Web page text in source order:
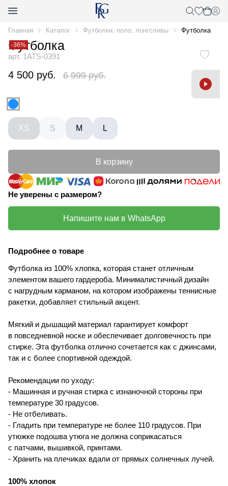
Главная Каталог Футболки, поло, лонгсливы Футболка
-36%
Футболка
арт. 1ATS-0391
4 500 руб. 6 999 руб.
XS S M L
В корзину
Не уверены с размером?
Напишите нам в WhatsApp
Подробнее о товаре
Футболка из 100% хлопка, которая станет отличным
элементом вашего гардероба. Минималистичный дизайн
с нагрудным карманом, на котором изображены теннисные
ракетки, добавляет стильный акцент.
Мягкий и дышащий материал гарантирует комфорт
в повседневной носке и обеспечивает долговечность при
стирке. Эта футболка отлично сочетается как с джинсами,
так и с более спортивной одеждой.
Рекомендации по уходу:
- Машинная и ручная стирка с изнаночной стороны при
температуре 30 градусов.
- Не отбеливать.
- Гладить при температуре не более 110 градусов. При
утюжке подошва утюга не должна соприкасаться
с патчами, вышивкой, принтами.
- Хранить на плечиках вдали от прямых солнечных лучей.
100% хлопок